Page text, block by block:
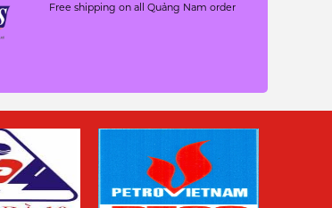
Free shipping on all Quảng Nam order